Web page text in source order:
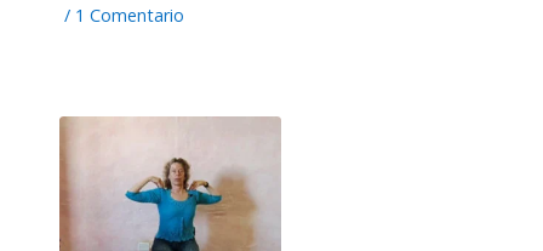
/ 1 Comentario